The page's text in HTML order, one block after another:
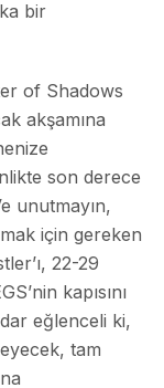
bir
of Shadows
akşamına
son derece
unutmayın,
için gereken
22-29
kapısını
eğlenceli ki,
tam